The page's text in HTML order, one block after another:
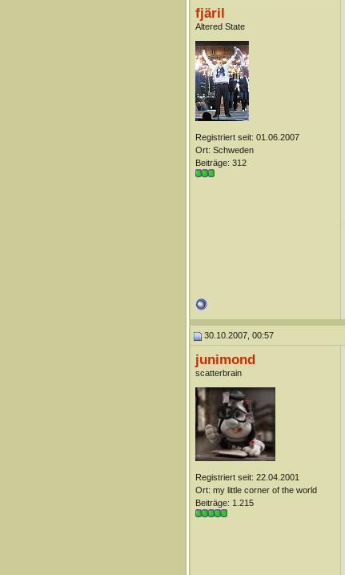
fjäril
Altered State
Registriert seit: 01.06.2007
Ort: Schweden
Beiträge: 312
30.10.2007, 00:57
junimond
scatterbrain
Registriert seit: 22.04.2001
Ort: my little corner of the world
Beiträge: 1.215